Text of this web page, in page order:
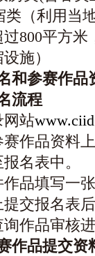
类（利用当
过800平方
施）
和参赛作品
流程
站
作品资料
名表中。
品填写一
交报名表
询作品审核
作品提交资